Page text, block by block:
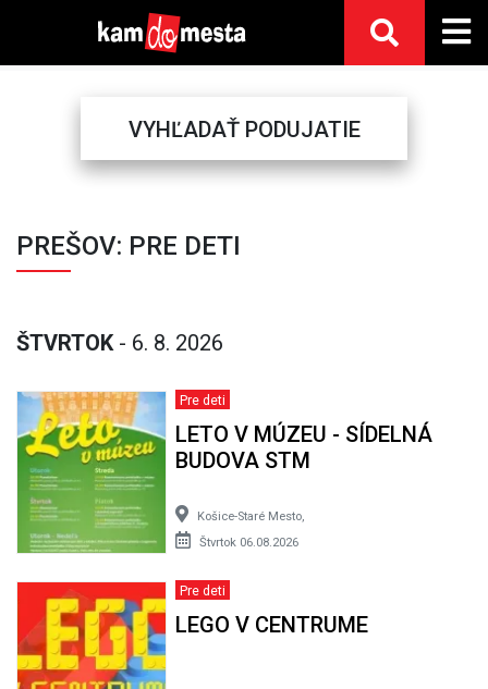
VYHĽADAŤ PODUJATIE
PREŠOV: PRE DETI
ŠTVRTOK - 6. 8. 2026
Pre deti
LETO V MÚZEU - SÍDELNÁ
BUDOVA STM
Košice-Staré Mesto,
Štvrtok 06.08.2026
Pre deti
LEGO V CENTRUME